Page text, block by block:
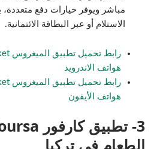
مباشر ويوفر خيارات دفع
الاستلام أو عبر البطاقة الائتمانية.
هواتف الاندرويد
هواتف الأيفون
الطعام في تركيا